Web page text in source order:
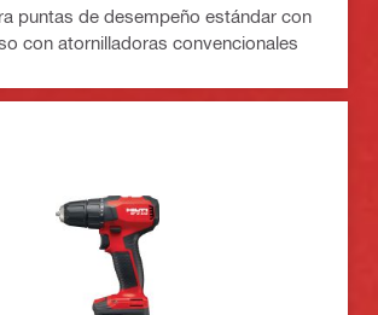
puntas de desempeño estándar con
con atornilladoras convencionales